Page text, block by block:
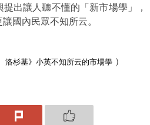
出讓人聽不懂的「新市場學」，
國內民眾不知所云。
洛杉基》小英不知所云的市場學 ）